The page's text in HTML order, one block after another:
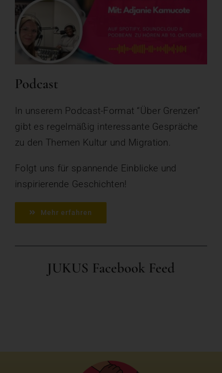
Podcast
In unserem Podcast-Format “Über Grenzen”
gibt es regelmäßig interessante Gespräche
zu den Themen Kultur und Migration.
Folgt uns für spannende Einblicke und
inspirierende Geschichten!
Mehr erfahren
JUKUS Facebook Feed